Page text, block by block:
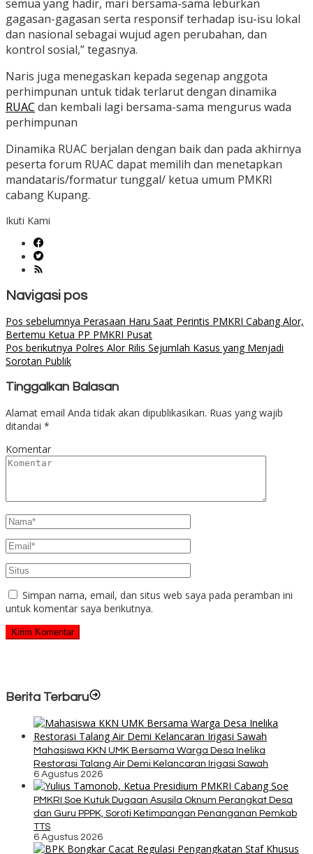
semua yang hadir, mari bersama-sama leburkan
gagasan-gagasan serta responsif terhadap isu-isu lokal
dan nasional sebagai wujud agen perubahan, dan
kontrol sosial,” tegasnya.
Naris juga menegaskan kepada segenap anggota
perhimpunan untuk tidak terlarut dengan dinamika
RUAC dan kembali lagi bersama-sama mengurus wada
perhimpunan
Dinamika RUAC berjalan dengan baik dan pada akhirnya
peserta forum RUAC dapat memilih dan menetapkan
mandataris/formatur tunggal/ ketua umum PMKRI
cabang Kupang.
Ikuti Kami
Navigasi pos
Pos sebelumnya Perasaan Haru Saat Perintis PMKRI Cabang Alor,
Bertemu Ketua PP PMKRI Pusat
Pos berikutnya Polres Alor Rilis Sejumlah Kasus yang Menjadi
Sorotan Publik
Tinggalkan Balasan
Alamat email Anda tidak akan dipublikasikan. Ruas yang wajib
ditandai *
Komentar
Simpan nama, email, dan situs web saya pada peramban ini
untuk komentar saya berikutnya.
Berita Terbaru
Mahasiswa KKN UMK Bersama Warga Desa Inelika
Restorasi Talang Air Demi Kelancaran Irigasi Sawah
6 Agustus 2026
PMKRI Soe Kutuk Dugaan Asusila Oknum Perangkat Desa
dan Guru PPPK, Soroti Ketimpangan Penanganan Pemkab
TTS
6 Agustus 2026